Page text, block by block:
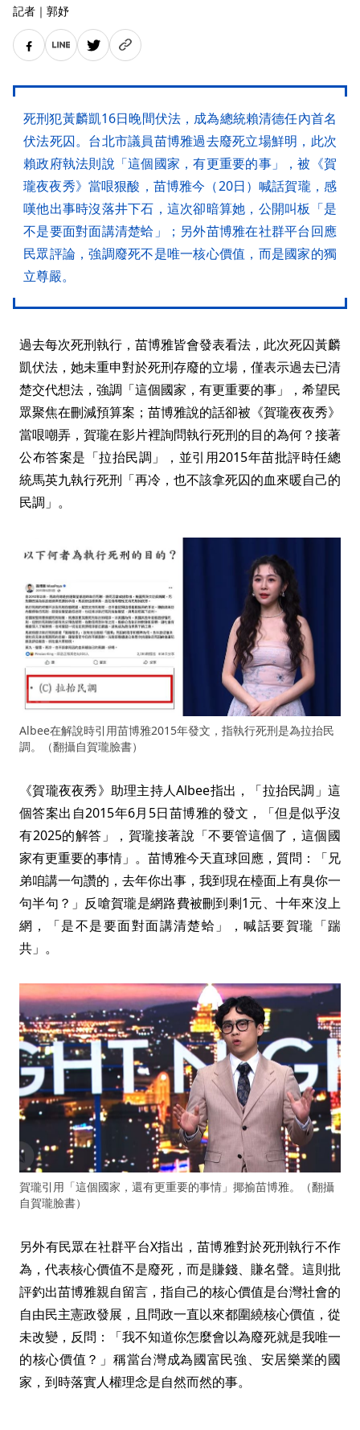
記者 ｜ 郭妤
死刑犯黃麟凱16日晚間伏法，成為總統賴清德任內首名
伏法死囚。台北市議員苗博雅過去廢死立場鮮明，此次
賴政府執法則說「這個國家，有更重要的事」，被《賀
瓏夜夜秀》當哏狠酸，苗博雅今（20日）喊話賀瓏，感
嘆他出事時沒落井下石，這次卻暗算她，公開叫板「是
不是要面對面講清楚蛤」；另外苗博雅在社群平台回應
民眾評論，強調廢死不是唯一核心價值，而是國家的獨
立尊嚴。
過去每次死刑執行，苗博雅皆會發表看法，此次死囚黃麟
凱伏法，她未重申對於死刑存廢的立場，僅表示過去已清
楚交代想法，強調「這個國家，有更重要的事」，希望民
眾聚焦在刪減預算案；苗博雅說的話卻被《賀瓏夜夜秀》
當哏嘲弄，賀瓏在影片裡詢問執行死刑的目的為何？接著
公布答案是「拉抬民調」，並引用2015年苗批評時任總
統馬英九執行死刑「再冷，也不該拿死囚的血來暖自己的
民調」。
Albee在解說時引用苗博雅2015年發文，指執行死刑是為拉抬民
調。（翻攝自賀瓏臉書）
《賀瓏夜夜秀》助理主持人Albee指出，「拉抬民調」這
個答案出自2015年6月5日苗博雅的發文，「但是似乎沒
有2025的解答」，賀瓏接著說「不要管這個了，這個國
家有更重要的事情」。苗博雅今天直球回應，質問：「兄
弟咱講一句讚的，去年你出事，我到現在檯面上有臭你一
句半句？」反嗆賀瓏是網路費被刪到剩1元、十年來沒上
網，「是不是要面對面講清楚蛤」，喊話要賀瓏「踹
共」。
賀瓏引用「這個國家，還有更重要的事情」揶揄苗博雅。（翻攝
自賀瓏臉書）
另外有民眾在社群平台X指出，苗博雅對於死刑執行不作
為，代表核心價值不是廢死，而是賺錢、賺名聲。這則批
評釣出苗博雅親自留言，指自己的核心價值是台灣社會的
自由民主憲政發展，且問政一直以來都圍繞核心價值，從
未改變，反問：「我不知道你怎麼會以為廢死就是我唯一
的核心價值？」稱當台灣成為國富民強、安居樂業的國
家，到時落實人權理念是自然而然的事。